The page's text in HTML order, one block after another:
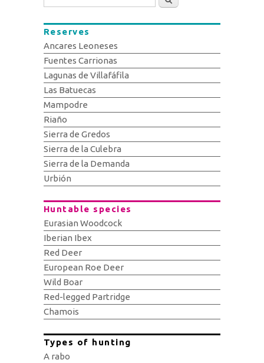
Reserves
Ancares Leoneses
Fuentes Carrionas
Lagunas de Villafáfila
Las Batuecas
Mampodre
Riaño
Sierra de Gredos
Sierra de la Culebra
Sierra de la Demanda
Urbión
Huntable species
Eurasian Woodcock
Iberian Ibex
Red Deer
European Roe Deer
Wild Boar
Red-legged Partridge
Chamois
Types of hunting
A rabo